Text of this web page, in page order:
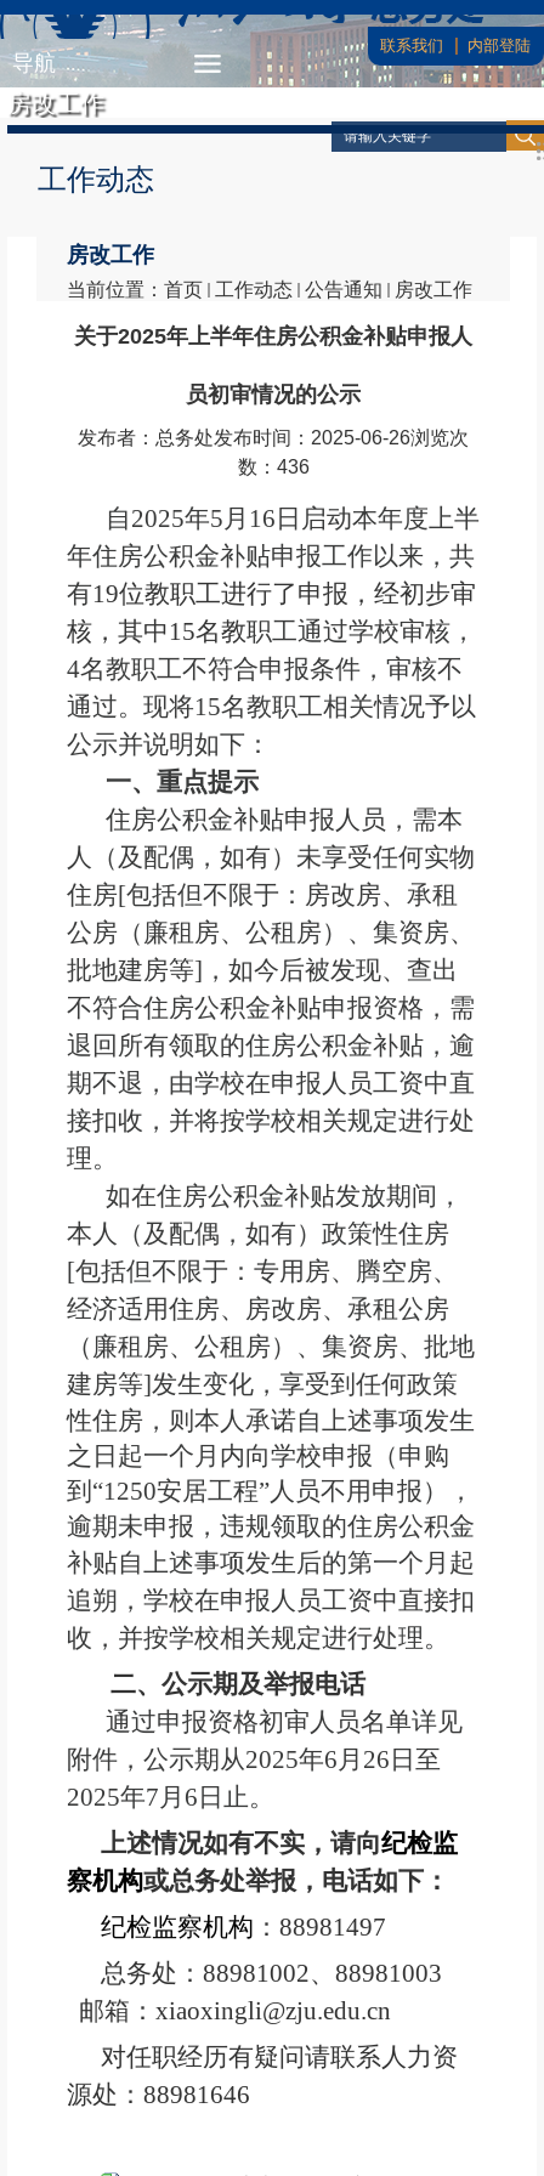
联系我们 内部登陆
导航
房改工作
工作动态
房改工作
当前位置： 首页 工作动态 公告通知 房改工作
关于2025年上半年住房公积金补贴申报人
员初审情况的公示
发布者：总务处发布时间：2025-06-26浏览次
数： 436
自2025年5月 16 日启动本年度上半
年住房公积金补贴申报工作以来，共
有19位教职工进行了申报，经初步审
核，其中15名教职工通过学校审核，
4名教职工不符合申报条件， 审核不
通过。现将15名教职工相关情况予以
公示并说明如下：
一、 重点提示
住房公积金补贴申报人员，需本
人（及配偶，如有）未享受任何实物
住房[包括但不限于：房改房、承租
公房（廉租房、公租房）、集资房、
批地建房等] ，如今后被发现、查出
不符合住房公积金补贴申报资格，需
退回所有领取的住房公积金补贴，逾
期不退，由学校在申报人员工资中直
接扣收，并将按学校相关规定进行处
理。
如在住房公积金补贴发放期间，
本人（及配偶，如有）政策性住房
[包括但不限于：专用房、腾空房、
经济适用住房、房改房、承租公房
（廉租房、公租房）、集资房、批地
建房等]发生变化，享受到任何政策
性住房，则本人承诺自上述事项发生
之日起一个月内向学校申报（申购
到 “1250安居工程”人员不用申报），
逾期未申报，违规领取的住房公积金
补贴自上述事项发生后的第一个月起
追朔，学校在申报人员工资中直接扣
收，并按学校相关规定进行处理。
二、 公示期及举报电话
通过申报资格初审人员名单详见
附件，公示期从2025年6月 26 日至
2025年7月 6 日止。
上述情况如有不实，请向纪检监
察机构或总务处举报，电话如下：
纪检监察机构 ： 88981497
总务处：88981002、 88981003
邮箱： xiaoxingli@zju.edu.cn
对任职经历有疑问请联系人力资
源处：88981646